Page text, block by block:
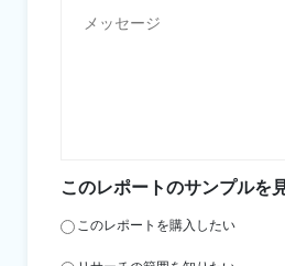
このレポートのサンプルを
このレポートを購入したい